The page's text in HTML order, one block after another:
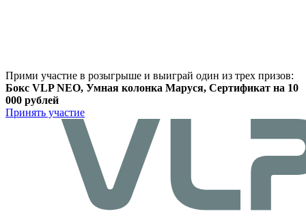
Прими участие в розыгрыше и выиграй один из трех призов:
Бокс VLP NEO, Умная колонка Маруся, Сертификат на 10
000 рублей
Принять участие